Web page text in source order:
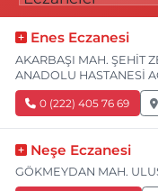
Enes Eczanesi
AKARBAŞI MAH. ŞEHİT
ANADOLU HASTANESİ
0 (222) 405 76 69
Neşe Eczanesi
GÖKMEYDAN MAH.